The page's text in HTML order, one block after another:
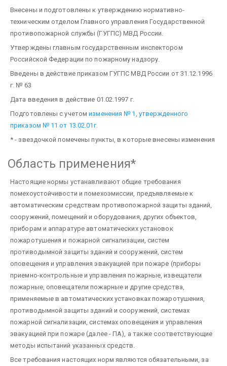
Внесены и подготовлены к утверждению нормативно-
техническим отделом Главного управления Государственной
противопожарной службы (ГУГПС) МВД России.
Утверждены главным государственным инспектором
Российской Федерации по пожарному надзору.
Введены в действие приказом ГУГПС МВД России от 31.12.1996
г. № 63
Дата введения в действие 01.02.1997 г.
Подготовлены с учетомизменения № 1, утвержденного
приказом № 11 от 13.02.01г.
* - звездочкой помечены пункты, в которые внесены изменения
Область применения*
Настоящие нормы устанавливают общие требования
помехоустойчивости и помехоэмиссии, предъявляемые к
автоматическим средствам противопожарной защиты зданий,
сооружений, помещений и оборудования, других объектов,
приборам и аппаратуре автоматических установок
пожаротушения и пожарной сигнализации, систем
противодымной защиты зданий и сооружений, систем
оповещения и управления эвакуацией при пожаре (приборы
приемно-контрольные и управления пожарные, извещатели
пожарные, оповещатели пожарные и другие средства,
применяемые в автоматических установках пожаротушения,
противодымной защиты зданий и сооружений, системах
пожарной сигнализации, системах оповещения и управления
эвакуацией при пожаре (далее - ПА), а также соответствующие
методы испытаний указанных средств.
Все требования настоящих норм являются обязательными, за